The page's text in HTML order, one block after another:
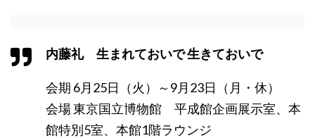
内藤礼 生まれておいで 生きておいで
会期 6月25日（火）～9月23日（月・休）
会場 東京国立博物館 平成館企画展示室、本
館特別5室、本館1階ラウンジ